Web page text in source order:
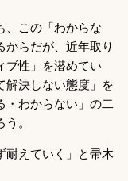
、この「わからな
からだが、近年取り
ブ性」を潜めてい
解決しない態度」を
・わからない」の二
。
耐えていく」と帚木